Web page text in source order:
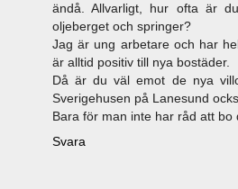
ändå. Allvarligt, hur ofta är
oljeberget och springer?
Jag är ung arbetare och har
är alltid positiv till nya bostäder.
Då är du väl emot de nya
Sverigehusen på Lanesund
Bara för man inte har råd att bo
Svara